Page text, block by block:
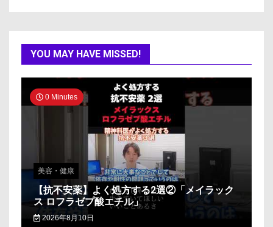
YOU MAY HAVE MISSED!
0 Minutes
美容・健康
【抗不安薬】よく処方する2選②「メイラック
ス ロフラゼプ酸エチル」
2026年8月10日